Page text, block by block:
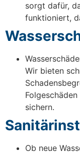
sorgt dafür,
funktioniert,
Wir bieten
sichern.
Ob neue